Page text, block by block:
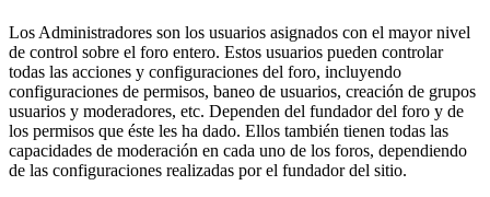
Los Administradores son los usuarios asignados con el mayor nivel
de control sobre el foro entero. Estos usuarios pueden controlar
todas las acciones y configuraciones del foro, incluyendo
configuraciones de permisos, baneo de usuarios, creación de grupos
usuarios y moderadores, etc. Dependen del fundador del foro y de
los permisos que éste les ha dado. Ellos también tienen todas las
capacidades de moderación en cada uno de los foros, dependiendo
de las configuraciones realizadas por el fundador del sitio.